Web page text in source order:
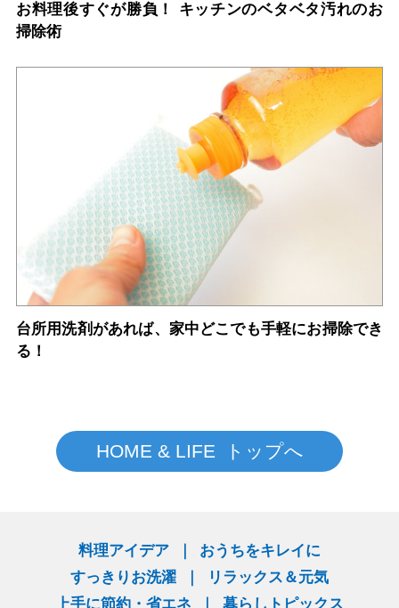
お料理後すぐが勝負！ キッチンのベタベタ汚れのお
掃除術
台所用洗剤があれば、家中どこでも手軽にお掃除でき
る！
HOME & LIFE トップへ
料理アイデア
おうちをキレイに
すっきりお洗濯
リラックス＆元気
上手に節約・省エネ
暮らしトピックス